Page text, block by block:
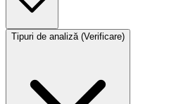
Tipuri de analiză (Verificare)